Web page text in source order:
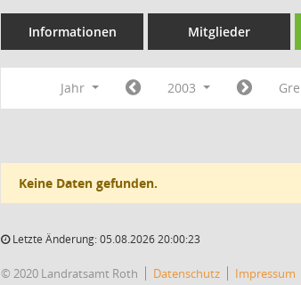
Informationen Mitglieder
Jahr 2003
Keine Daten gefunden.
Letzte Änderung: 05.08.2026 20:00:23
© 2020 Landratsamt Roth Datenschutz Impressum